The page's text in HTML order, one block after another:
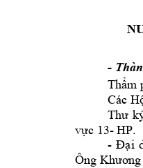
N
- T
Thẩm
Các
Thư
vực 13- HP.
- Đại
Ông